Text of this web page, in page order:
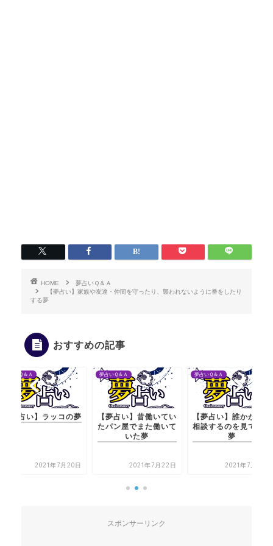
HOME
夢占いＱ＆Ａ
【夢占い】家族や友達・仲間を守ったり、襲われないように番をしたり
する夢
おすすめの記事
夢占いＱ＆Ａ
【夢占い】ラッコの夢
2021年7月20日
夢占いＱ＆Ａ
【夢占い】昔働いてい
たパン屋でまた働いて
いた夢
2021年7月22日
夢占いＱ＆Ａ
【夢占い】誰かが人に
相談するのを見ている
夢
2021年7月20日
スポンサーリンク